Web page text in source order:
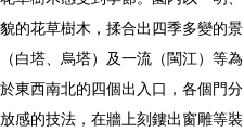
的花草樹木，揉合出四季多變的景
白塔、烏塔）及一流（閩江）等為
東西南北的四個出入口，各個門分
感的技法，在牆上刻鏤出窗雕等裝